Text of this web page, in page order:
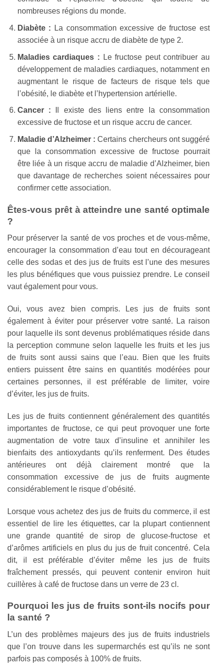
nombreuses régions du monde.
Diabète : La consommation excessive de fructose est
associée à un risque accru de diabète de type 2.
Maladies cardiaques : Le fructose peut contribuer au
développement de maladies cardiaques, notamment en
augmentant le risque de facteurs de risque tels que
l’obésité, le diabète et l’hypertension artérielle.
Cancer : Il existe des liens entre la consommation
excessive de fructose et un risque accru de cancer.
Maladie d’Alzheimer : Certains chercheurs ont suggéré
que la consommation excessive de fructose pourrait
être liée à un risque accru de maladie d’Alzheimer, bien
que davantage de recherches soient nécessaires pour
confirmer cette association.
Êtes-vous prêt à atteindre une santé optimale
?
Pour préserver la santé de vos proches et de vous-même,
encourager la consommation d’eau tout en décourageant
celle des sodas et des jus de fruits est l’une des mesures
les plus bénéfiques que vous puissiez prendre. Le conseil
vaut également pour vous.
Oui, vous avez bien compris. Les jus de fruits sont
également à éviter pour préserver votre santé. La raison
pour laquelle ils sont devenus problématiques réside dans
la perception commune selon laquelle les fruits et les jus
de fruits sont aussi sains que l’eau. Bien que les fruits
entiers puissent être sains en quantités modérées pour
certaines personnes, il est préférable de limiter, voire
d’éviter, les jus de fruits.
Les jus de fruits contiennent généralement des quantités
importantes de fructose, ce qui peut provoquer une forte
augmentation de votre taux d’insuline et annihiler les
bienfaits des antioxydants qu’ils renferment. Des études
antérieures ont déjà clairement montré que la
consommation excessive de jus de fruits augmente
considérablement le risque d’obésité.
Lorsque vous achetez des jus de fruits du commerce, il est
essentiel de lire les étiquettes, car la plupart contiennent
une grande quantité de sirop de glucose-fructose et
d’arômes artificiels en plus du jus de fruit concentré. Cela
dit, il est préférable d’éviter même les jus de fruits
fraîchement pressés, qui peuvent contenir environ huit
cuillères à café de fructose dans un verre de 23 cl.
Pourquoi les jus de fruits sont-ils nocifs pour
la santé ?
L’un des problèmes majeurs des jus de fruits industriels
que l’on trouve dans les supermarchés est qu’ils ne sont
parfois pas composés à 100% de fruits.